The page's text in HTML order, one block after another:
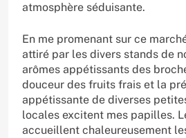
atmosphère séduisante.
En me promenant sur ce
attiré par les divers stands de
arômes appétissants des
douceur des fruits frais et la
appétissante de diverses
locales excitent mes papilles.
accueillent chaleureusement